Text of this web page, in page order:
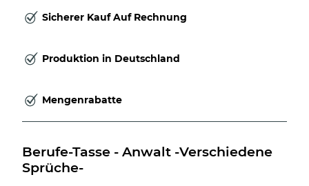
Sicherer Kauf Auf Rechnung
Produktion in Deutschland
Mengenrabatte
Berufe-Tasse - Anwalt -Verschiedene
Sprüche-